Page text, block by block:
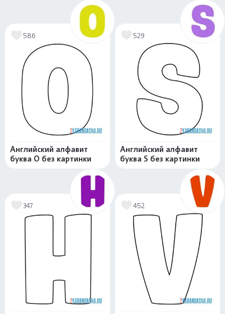
586
Английский алфавит
буква O без картинки
529
Английский алфавит
буква S без картинки
347 452